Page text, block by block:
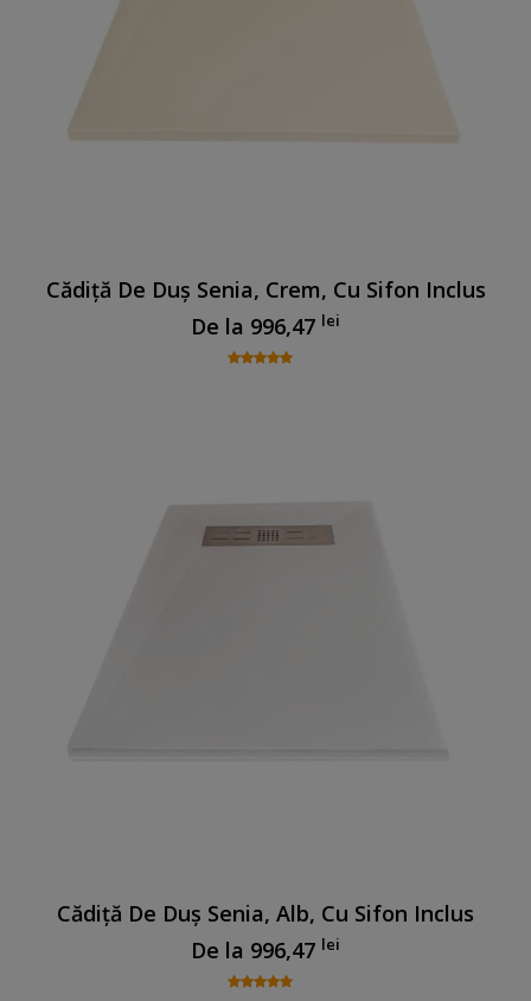
Cădiță De Duș Senia, Crem, Cu Sifon Inclus
De la 996,47 lei
Cădiță De Duș Senia, Alb, Cu Sifon Inclus
De la 996,47 lei